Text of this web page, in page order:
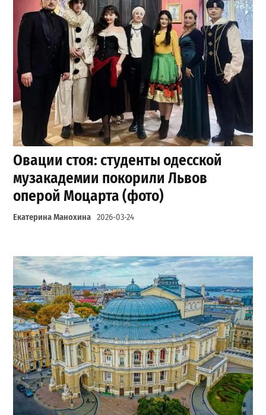
Овации стоя: студенты одесской
музакадемии покорили Львов
оперой Моцарта (фото)
Екатерина Манохина 2026-03-24